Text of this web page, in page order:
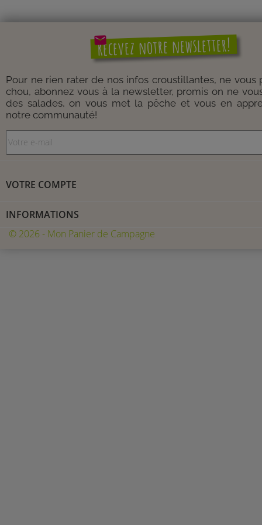
mail
Recevez notre newsletter!
Pour ne rien rater de nos infos croustillantes, ne vous
chou, abonnez vous à la newsletter, promis on ne
des salades, on vous met la pêche et vous en
notre communauté!
VOTRE COMPTE
INFORMATIONS
© 2026 - Mon Panier de Campagne